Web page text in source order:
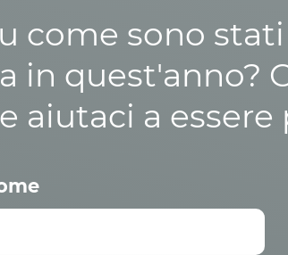
come sono
in quest'anno?
aiutaci a